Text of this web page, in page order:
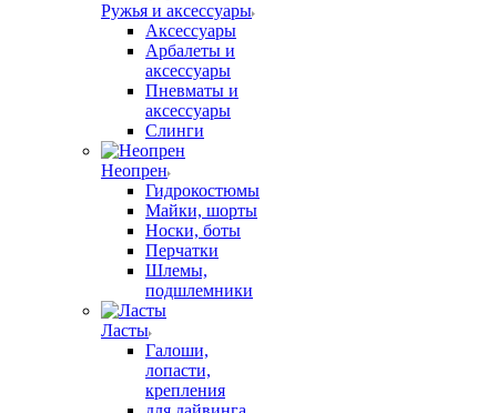
Ружья и аксессуары
Аксессуары
Арбалеты и
аксессуары
Пневматы и
аксессуары
Слинги
Неопрен
Гидрокостюмы
Майки, шорты
Носки, боты
Перчатки
Шлемы,
подшлемники
Ласты
Галоши,
лопасти,
крепления